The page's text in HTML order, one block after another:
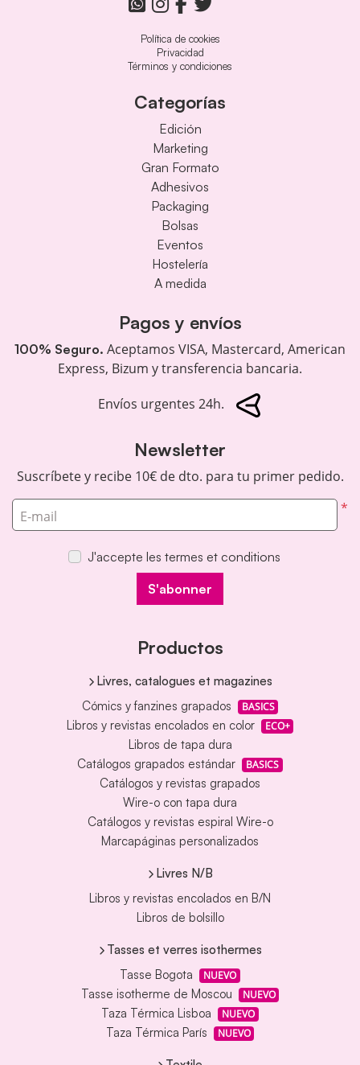
Política de cookies
Privacidad
Términos y condiciones
Categorías
Edición
Marketing
Gran Formato
Adhesivos
Packaging
Bolsas
Eventos
Hostelería
A medida
Pagos y envíos
100% Seguro. Aceptamos VISA, Mastercard, American
Express, Bizum y transferencia bancaria.
Envíos urgentes 24h.
Newsletter
Suscríbete y recibe 10€ de dto. para tu primer pedido.
*
E-mail
J'accepte les termes et conditions
S'abonner
Productos
Livres, catalogues et magazines
Cómics y fanzines grapados
BASICS
Libros y revistas encolados en color ECO+
Libros de tapa dura
Catálogos grapados estándar
BASICS
Catálogos y revistas grapados
Wire-o con tapa dura
Catálogos y revistas espiral Wire-o
Marcapáginas personalizados
Livres N/B
Libros y revistas encolados en B/N
Libros de bolsillo
Tasses et verres isothermes
Tasse Bogota
NUEVO
Tasse isotherme de Moscou NUEVO
Taza Térmica Lisboa NUEVO
Taza Térmica París NUEVO